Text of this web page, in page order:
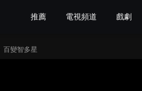
推薦 電視頻道 戲劇
百變智多星